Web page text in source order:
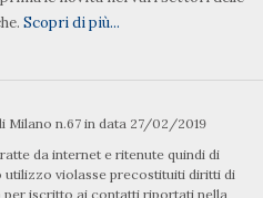
Scopri di più...
Milano n.67 in data 27/02/2019
da internet e ritenute quindi di
violasse precostituiti diritti di
iscritto ai contatti riportati nella